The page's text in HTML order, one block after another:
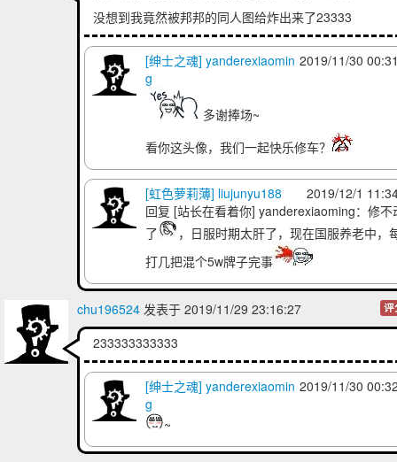
没想到我竟然被邦邦的同人图给炸出来了23333
2019/11/30
[绅士之魂] yanderexiaomin
g
多谢捧场~
看你这头像，我们一起快乐修车？
2019/12/1
[虹色萝莉薄] liujunyu188
回复 [站长在看着你] yanderexiaoming：修不
了
，日服时期太肝了，现在国服养老中，
打几把混个5w牌子完事
chu196524 发表于 2019/11/29 23:16:27 评
233333333333
2019/11/30
[绅士之魂] yanderexiaomin
g
~